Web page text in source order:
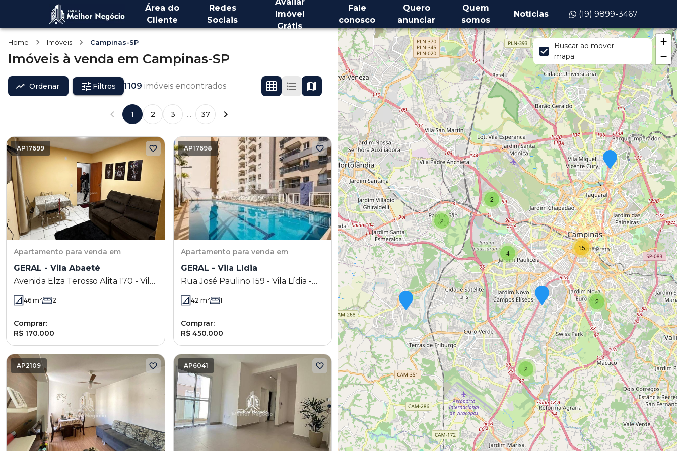
Área do
Cliente
Redes
Sociais
Imóvel
Grátis
Fale
conosco
Quero
anunciar
Quem
somos
Notícias (19) 9899-3467
Home Imóveis Campinas-SP
Imóveis à venda em Campinas-SP
Ordenar Filtros 1109 imóveis encontrados
1 2 3 ... 37
AP17699
Apartamento para venda em
GERAL - Vila Abaeté
Avenida Elza Terosso Alita 170 - Vila
46 m² 2
Comprar:
R$ 170.000
AP17698
Apartamento para venda em
GERAL - Vila Lídia
Rua José Paulino 159 - Vila Lídia -
42 m² 1
Comprar:
R$ 450.000
AP2109 AP6041
2
2
2
4
2
15
+
−
Buscar ao mover
mapa